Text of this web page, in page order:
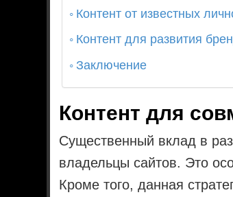
Контент от известных
Контент для развития
Заключение
Контент для
Существенный вклад в
владельцы сайтов. Это
Кроме того, данная